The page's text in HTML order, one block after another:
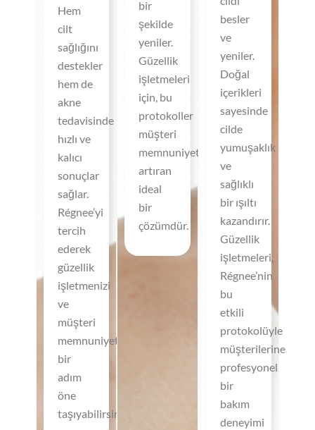
Hem
cilt
sağlığını
destekler
hem de
akne
tedavisinde
hızlı ve
kalıcı
sonuçlar
sağlar.
Régnee’yi
tercih
ederek
güzellik
işletmenizi
ve
müşteri
memnuniyetinizi
bir
adım
öne
taşıyabilirsiniz.
bir
şekilde
yeniler.
Güzellik
işletmeleri
için, bu
protokoller
müşteri
memnuniyetini
artıran
ideal
bir
çözümdür.
besler
ve
yeniler.
Doğal
içerikleri
sayesinde
cilde
yumuşaklık
ve
sağlıklı
bir ışıltı
kazandırır.
Güzellik
işletmeleri,
Régnee’nin
bu
etkili
protokolüyle
müşterilerine
profesyonel
bir
bakım
deneyimi